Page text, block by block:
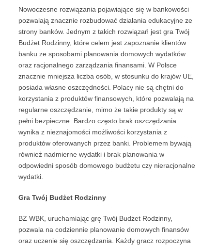
Nowoczesne rozwiązania pojawiające się w bankowości
pozwalają znacznie rozbudować działania edukacyjne ze
strony banków. Jednym z takich rozwiązań jest gra Twój
Budżet Rodzinny, które celem jest zapoznanie klientów
banku ze sposobami planowania domowych wydatków
oraz racjonalnego zarządzania finansami. W Polsce
znacznie mniejsza liczba osób, w stosunku do krajów UE,
posiada własne oszczędności. Polacy nie są chętni do
korzystania z produktów finansowych, które pozwalają na
regularne oszczędzanie, mimo że takie produkty są w
pełni bezpieczne. Bardzo często brak oszczędzania
wynika z nieznajomości możliwości korzystania z
produktów oferowanych przez banki. Problemem bywają
również nadmierne wydatki i brak planowania w
odpowiedni sposób domowego budżetu czy nieracjonalne
wydatki.
Gra Twój Budżet Rodzinny
BZ WBK, uruchamiając grę Twój Budżet Rodzinny,
pozwala na codziennie planowanie domowych finansów
oraz uczenie się oszczędzania. Każdy gracz rozpoczyna